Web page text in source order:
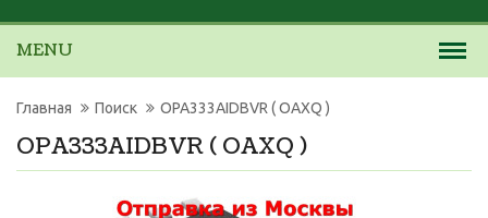
MENU
OPA333AIDBVR ( OAXQ )
Главная Поиск OPA333AIDBVR ( OAXQ )